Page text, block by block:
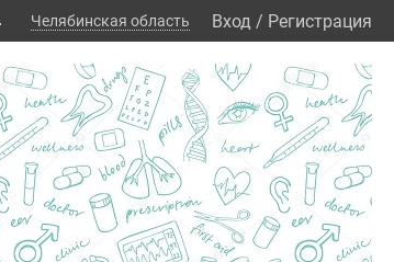
Челябинская область Вход / Регистрация